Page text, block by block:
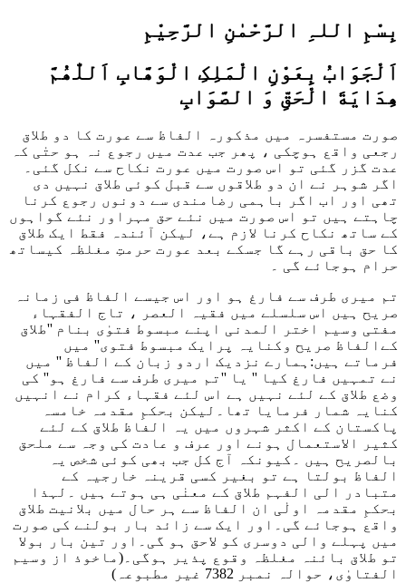
بِسْمِ اللہِ الرَّحْمٰنِ الرَّحِيْمِ
اَلْجَوَابُ بِعَوْنِ الْمَلِکِ الْوَھَّابِ اَللّٰھُمَّ
ھِدَايَةَ الْحَقِّ وَ الصَّوَابِ
صورت مستفسرہ میں مذکورہ الفاظ سے عورت کا دو طلاق
رجعی واقع ہوچکی ، پھر جب عدت میں رجوع نہ ہو حتٰی کہ
عدت گزر گئی تو اس صورت میں عورت نکاح سے نکل گئی۔
اگر شوہر نے ان دو طلاقوں سے قبل کوئی طلاق نہیں دی
تھی اور اب اگر
باہمی رضامندی سے دونوں رجوع کرنا
چاہتے ہیں تو اس صورت میں نئے حق مہراور نئے گواہوں
کے ساتھ نکاح کرنا لازم ہے، لیکن آئندہ فقط ایک طلاق
کا حق باقی رہے گا جسکے بعد عورت حرمتِ مغلظہ کیساتھ
حرام ہوجائے گی ۔
تم میری طرف سے فارغ ہو اور اس جیسے الفاظ فی زمانہ
صریح ہیں اس سلسلے میں فقیہ العصر ، تاج الفقہاء
مفتی وسیم اختر المدنی اپنے مبسوط فتوٰی بنام ''طلاق
کےالفاظ صریح وکنایہ پرایک مبسوط فتوى'' میں
فرماتے ہیں:ہمارے نزدیک اردو زبان کے الفاظ '' میں
نے تمہیں فارغ کیا '' یا ''تم میری طرف سے فارغ ہو'' کی
وضع طلاق کے لئے نہیں ہے اس لئے فقہاء کرام نے انہیں
کنایہ شمار فرمایا تھا۔لیکن بحکمِ مقدمہ خامسہ
پاکستان کے اکثر شہروں میں یہ الفاظ طلاق کے لئے
کثیر الاستعمال ہونے اور عرف و عادت کی وجہ سے ملحق
بالصریح ہیں ۔کیونکہ آج کل جب بھی کوئی شخص یہ
الفاظ بولتا ہے تو بغیر کسی قرینہ خارجیہ کے
متبادر الی الفہم طلاق کے معنٰی ہی ہوتے ہیں ۔لہذا
بحکمِ مقدمہ اولٰی ان الفاظ سے ہر حال میں بلانیت طلاق
واقع ہوجائے گی۔اور ایک سے زائد بار بولنے کی صورت
میں پہلے والی دوسری کو لاحق ہو گی۔اور تین بار بولا
تو طلاق بائنہ مغلظہ وقوع پذیر ہوگی۔(ماخوذ از وسیم
الفتاوٰی، حوالہ نمبر 7382 غیر مطبوعہ)